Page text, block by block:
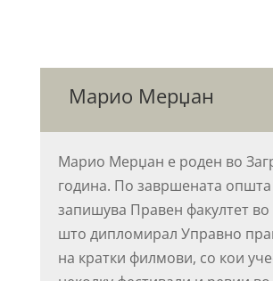
Марио Мерџан
Марио Мерџан е роден во
година. По завршената општа
запишува Правен факултет во
што дипломирал Управно
на кратки филмови, со кои